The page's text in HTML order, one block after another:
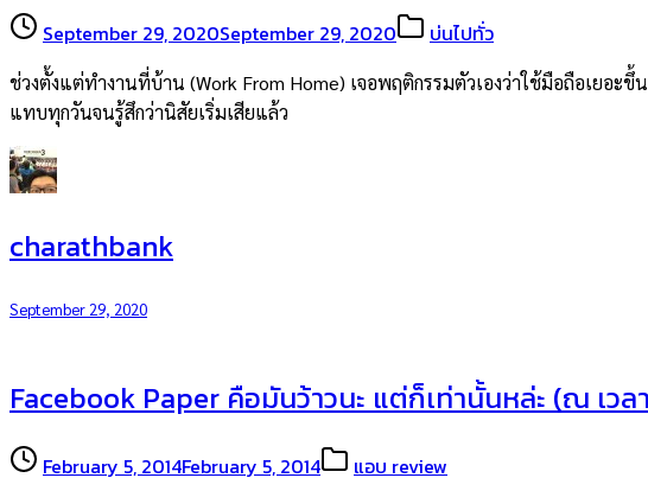
September 29, 2020September 29, 2020 บ่นไปทั่ว
ช่วงตั้งแต่ทำงานที่บ้าน (Work From Home) เจอพฤติกรรมตัวเองว่าใช้มือถือเยอ
แทบทุกวันจนรู้สึกว่านิสัยเริ่มเสียแล้ว
charathbank
September 29, 2020
Facebook Paper คือมันว้าวนะ แต่ก็เท่านั้นหล่ะ (ณ เวล
February 5, 2014February 5, 2014 แอบ review